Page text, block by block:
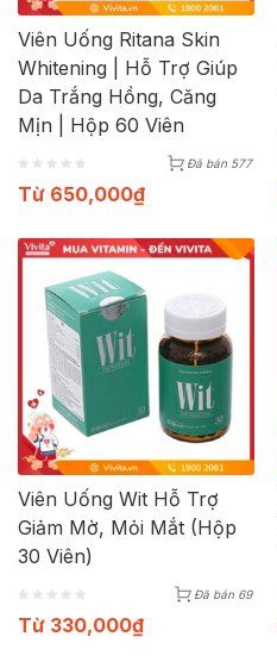
Viên Uống Ritana Skin
Whitening | Hỗ Trợ Giúp
Da Trắng Hồng, Căng
Mịn | Hộp 60 Viên
Đã bán 577
Từ 650,000₫
Viên Uống Wit Hỗ Trợ
Giảm Mờ, Mỏi Mắt (Hộp
30 Viên)
Đã bán 69
Từ 330,000₫